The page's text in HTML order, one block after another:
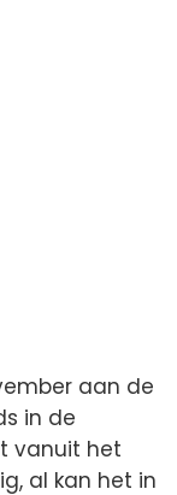
aan de
in de
vanuit het
al kan het in